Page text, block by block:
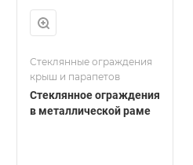
Стеклянные ограждения
крыш и парапетов
Стеклянное ограждения
в металлической раме